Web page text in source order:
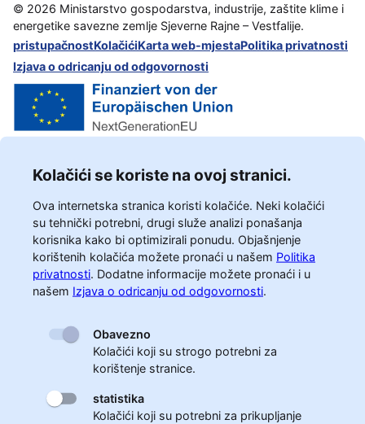
© 2026 Ministarstvo gospodarstva, industrije, zaštite klime i
energetike savezne zemlje Sjeverne Rajne – Vestfalije.
pristupačnostKolačićiKarta web-mjestaPolitika privatnosti
Izjava o odricanju od odgovornosti
Kolačići se koriste na ovoj stranici.
Ova internetska stranica koristi kolačiće. Neki kolačići
su tehnički potrebni, drugi služe analizi ponašanja
korisnika kako bi optimizirali ponudu. Objašnjenje
korištenih kolačića možete pronaći u našem Politika
privatnosti. Dodatne informacije možete pronaći i u
našem Izjava o odricanju od odgovornosti.
Obavezno
Kolačići koji su strogo potrebni za
korištenje stranice.
statistika
Kolačići koji su potrebni za prikupljanje